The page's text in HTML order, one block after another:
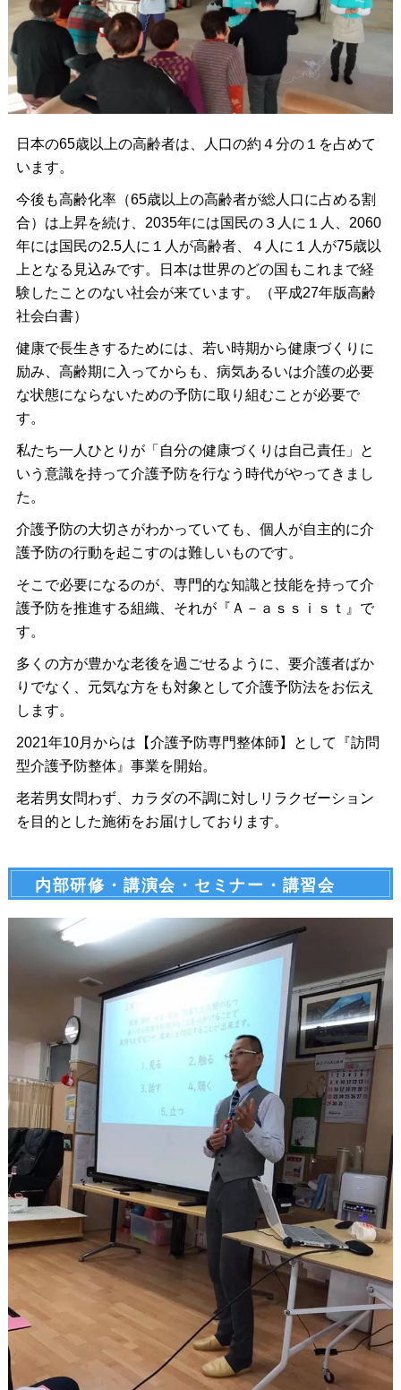
日本の65歳以上の高齢者は、人口の約４分の１を占めて
います。
今後も高齢化率（65歳以上の高齢者が総人口に占める割
合）は上昇を続け、2035年には国民の３人に１人、2060
年には国民の2.5人に１人が高齢者、４人に１人が75歳以
上となる見込みです。
日本は世界のどの国もこれまで経
験したことのない社会が来ています。（平成27年版高齢
社会白書）
健康で長生きするためには、若い時期から健康づくりに
励み、高齢期に入ってからも、病気あるいは介護の必要
な状態にならないための予防に取り組むことが必要で
す。
私たち一人ひとりが「自分の健康づくりは自己責任」と
いう意識を持って介護予防を行なう時代がやってきまし
た。
介護予防の大切さがわかっていても、個人が自主的に介
護予防の行動を起こすのは難しいものです。
そこで必要になるのが、専門的な知識と技能を持って介
護予防を推進する組織、それが『Ａ－ａｓｓｉｓｔ』で
す。
多くの方が豊かな老後を過ごせるように、要介護者ばか
りでなく、元気な方をも対象として介護予防法をお伝え
します。
2021年10月からは【介護予防専門整体師】として『訪問
型介護予防整体』事業を開始。
老若男女問わず、カラダの不調に対しリラクゼーション
を目的とした施術をお届けしております。
内部研修・講演会・セミナー・講習会